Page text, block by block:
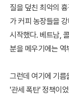
질을 덮친 최악의
가 커피 농장들을
시작했다. 베트남,
분을 메우기에는 역
그런데 여기에 기름
'관세 폭탄' 정책이